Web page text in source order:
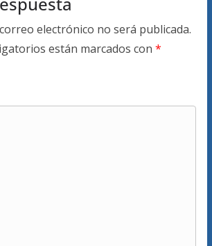
electrónico no será publicada.
están marcados con *